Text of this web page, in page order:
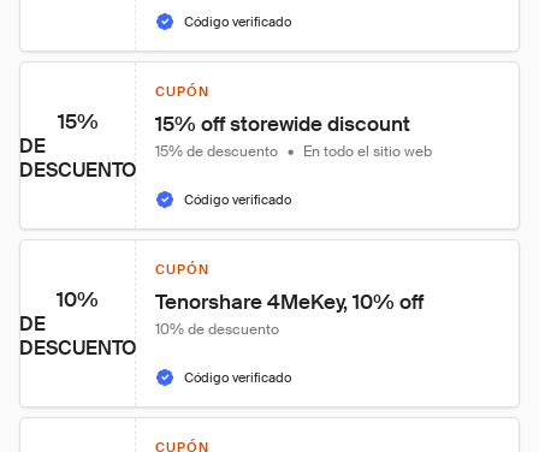
Código verificado
15%
DE
DESCUENTO
CUPÓN
15% off storewide discount
15% de descuento • En todo el sitio web
Código verificado
10%
DE
DESCUENTO
CUPÓN
Tenorshare 4MeKey, 10% off
10% de descuento
Código verificado
CUPÓN